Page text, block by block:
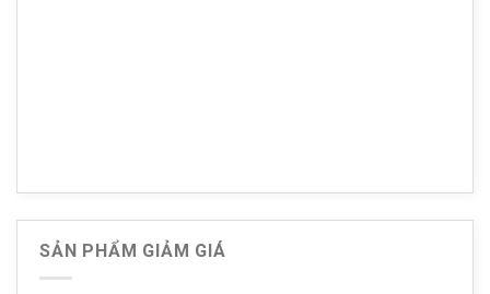
Sản phẩm tủ mèo gỗ Plywood, cao su ghép được bảo
hành 1 năm các hạng mục như sau
SẢN PHẨM GIẢM GIÁ